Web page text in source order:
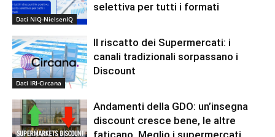
Dati NIQ-NielsenIQ
selettiva per tutti i formati
Dati IRI-Circana
Il riscatto dei Supermercati: i
canali tradizionali sorpassano i
Discount
Andamenti della GDO: un’insegna
discount cresce bene, le altre
faticano. Meglio i supermercati